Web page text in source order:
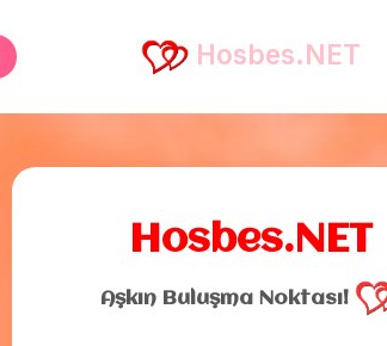
Hosbes.NET
Hosbes.NET
Aşkın Buluşma Noktası!